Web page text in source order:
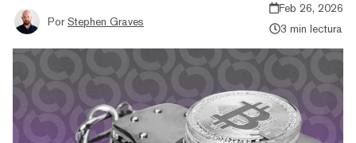
Por Stephen Graves
Feb 26, 2026
3 min lectura